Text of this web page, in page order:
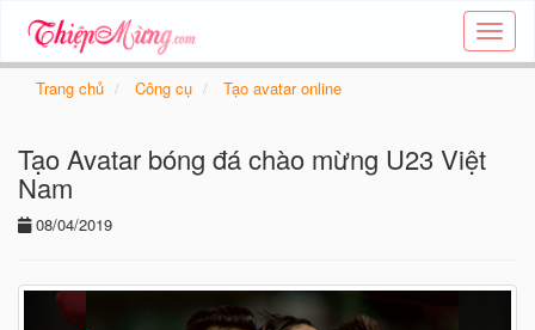
Tạo
thiệp
Trang chủ Công cụ Tạo avatar online
Tạo Avatar bóng đá chào mừng U23 Việt
Nam
08/04/2019